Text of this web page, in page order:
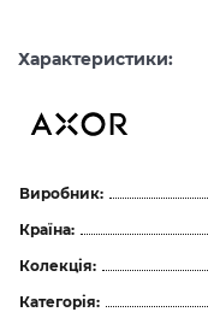
Характеристики:
Виробник:
Країна:
Колекція:
Категорія: